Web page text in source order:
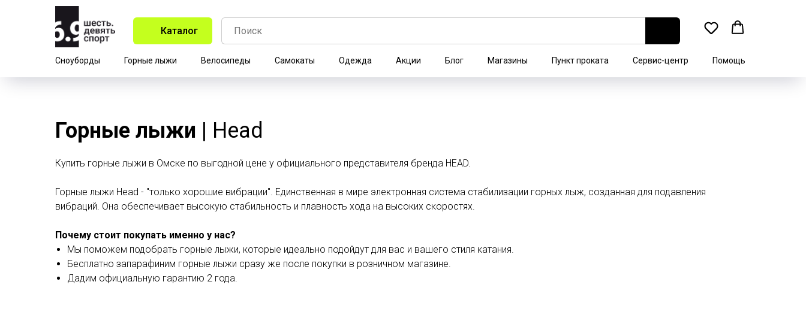
Каталог
Сноуборды Горные лыжи Велосипеды Самокаты Одежда Акции Блог Магазины Пункт проката Сервис-центр Помощь
Горные лыжи | Head
Купить горные лыжи в Омске по выгодной цене у официального представителя бренда HEAD.
Горные лыжи Head - "только хорошие вибрации". Единственная в мире электронная система стабилизации горных лыж, созданная для подавления
вибраций. Она обеспечивает высокую стабильность и плавность хода на высоких скоростях.
Почему стоит покупать именно у нас?
Мы поможем подобрать горные лыжи, которые идеально подойдут для вас и вашего стиля катания.
Бесплатно запарафиним горные лыжи сразу же после покупки в розничном магазине.
Дадим официальную гарантию 2 года.